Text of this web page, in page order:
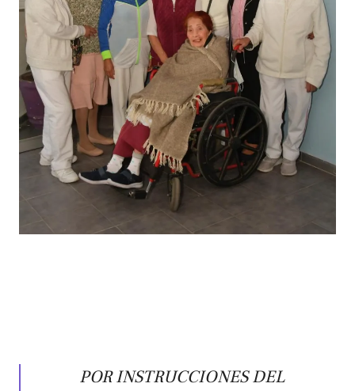
POR INSTRUCCIONES DEL